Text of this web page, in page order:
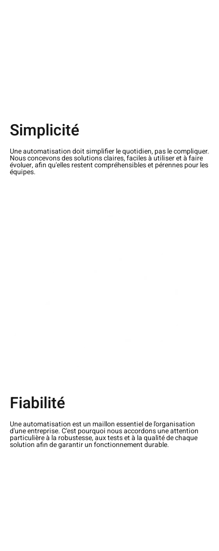
Simplicité
Une automatisation doit simplifier le quotidien, pas le compliquer.
Nous concevons des solutions claires, faciles à utiliser et à faire
évoluer, afin qu'elles restent compréhensibles et pérennes pour les
équipes.
Fiabilité
Une automatisation est un maillon essentiel de l'organisation
d'une entreprise. C'est pourquoi nous accordons une attention
particulière à la robustesse, aux tests et à la qualité de chaque
solution afin de garantir un fonctionnement durable.